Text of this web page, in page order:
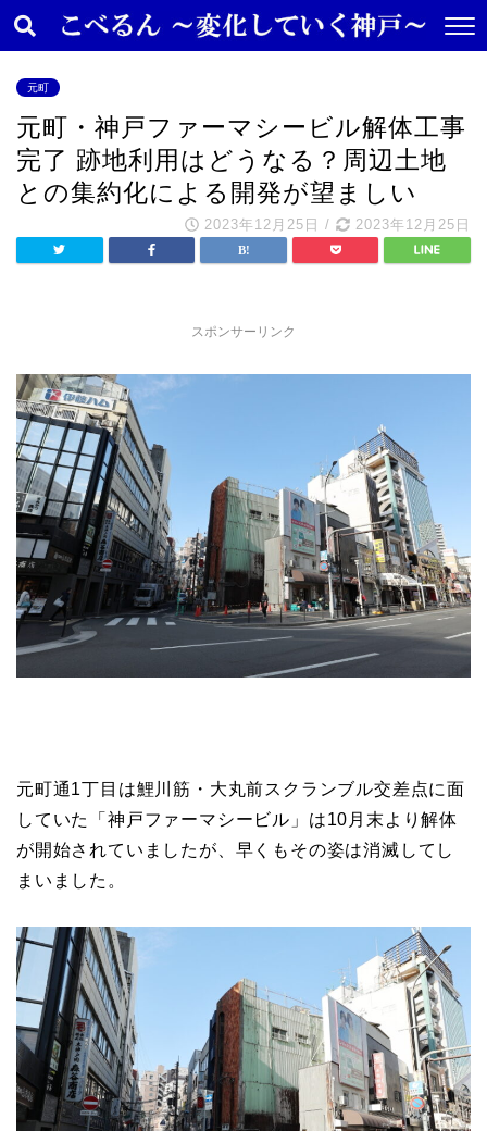
元町
元町・神戸ファーマシービル解体工事
完了 跡地利用はどうなる？周辺土地
との集約化による開発が望ましい
2023年12月25日 / 2023年12月25日
スポンサーリンク
元町通1丁目は鯉川筋・大丸前スクランブル交差点に面
していた「神戸ファーマシービル」は10月末より解体
が開始されていましたが、早くもその姿は消滅してし
まいました。